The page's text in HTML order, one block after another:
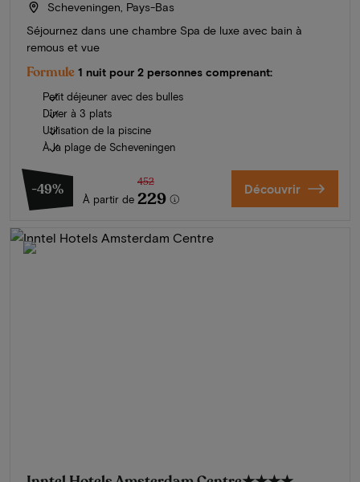
Scheveningen, Pays-Bas
Séjournez dans une chambre Spa de luxe avec bain à
remous et vue
Formule 1 nuit pour 2 personnes comprenant:
Petit déjeuner avec des bulles
Dîner à 3 plats
Utilisation de la piscine
À la plage de Scheveningen
-49%
À partir de
452
229 Découvrir